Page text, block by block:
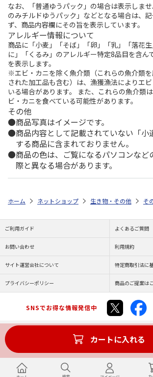
なお、「普通ゆうパック」の場合は表示しま
のみチルドゆうパック」などとなる場合は、
ず、商品内容欄にその旨を表示しています。
アレルギー情報について
商品に「小麦」「そば」「卵」「乳」「落花
に」「くるみ」のアレルギー特定8品目を含ん
を表示します。
※エビ・カニを除く魚介類（これらの魚介類
された加工品も含む）は、漁獲漁法によりエ
いる場合があります。 また、これらの魚介類
ビ・カニを食べている可能性があります。
その他
商品写真はイメージです。
商品内容として記載されていない「小
する商品に含まれておりません。
商品の色は、ご覧になるパソコンなど
際と異なる場合があります。
カートに入れる
ホーム ネットショップ 生き物・その他 そ
ご利用ガイド よくあるご質問
お問い合わせ 利用規約
サイト運営会社について 特定商取引法に
プライバシーポリシー 商品のご提案は
SNSでお得な情報発信中